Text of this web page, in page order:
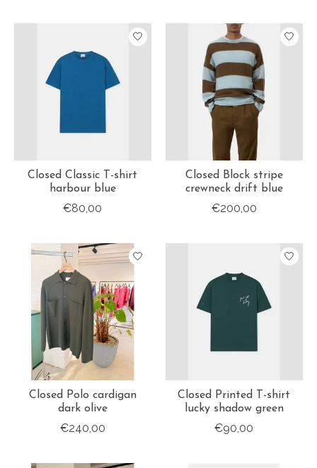
Closed Classic T-shirt
harbour blue
€80,00
Closed Block stripe
crewneck drift blue
€200,00
Closed Polo cardigan
dark olive
€240,00
Closed Printed T-shirt
lucky shadow green
€90,00